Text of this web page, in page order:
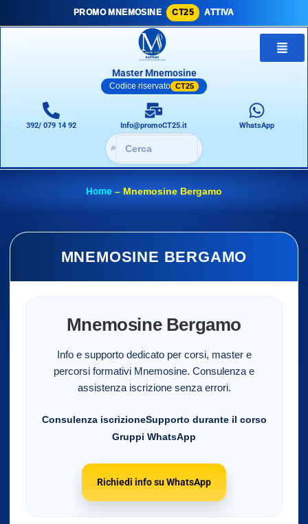
PROMO MNEMOSINE CT25 ATTIVA
Master Mnemosine
Codice riservato CT25
392/ 079 14 92 Info@promoCT25.it WhatsApp
🔎
Home – Mnemosine Bergamo
MNEMOSINE BERGAMO
Mnemosine Bergamo
Info e supporto dedicato per corsi, master e
percorsi formativi Mnemosine. Consulenza e
assistenza iscrizione senza errori.
Consulenza iscrizioneSupporto durante il corso
Gruppi WhatsApp
Richiedi info su WhatsApp